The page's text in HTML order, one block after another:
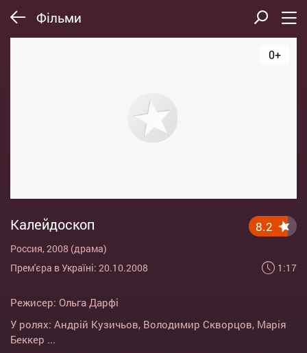
Фільми
0+
Калейдоскоп
Россия, 2008 (драма)
Прем'єра в Україні: 20.10.2008
8.2
1:17
Режисер: Ольга Дарфі
У ролях: Андрій Кузичьов, Володимир Скворцов, Марія
Беккер ...